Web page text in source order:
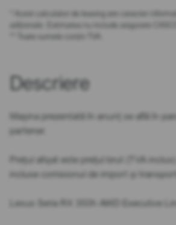
* Acest calculator de leasing are caracter
adiționale. Estimarea nu include asigurare
** Toate sumele conțin TVA.
Descriere
Mașina prezentată în anunț se află în
partener.
Prețul afișat este prețul brut (TVA
incluse comisionul de import și
Lexus Seria RX 350h AWD Executive